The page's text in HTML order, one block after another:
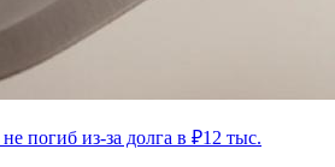
погиб из-за долга в ₽12 тыс.